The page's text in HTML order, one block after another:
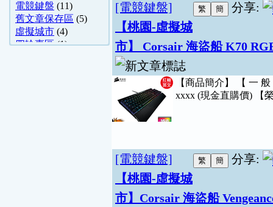
電競鍵盤 (11)
舊文章保存區 (5)
虛擬城市 (4)
四輪專區(1)
分享:
[電競鍵盤]
【桃園-虛擬城
市】 Corsair 海盜船 K70
【商品簡介】 【 一
xxxx (現金直購價) 【
分享:
[電競鍵盤]
【桃園-虛擬城
市】Corsair 海盜船